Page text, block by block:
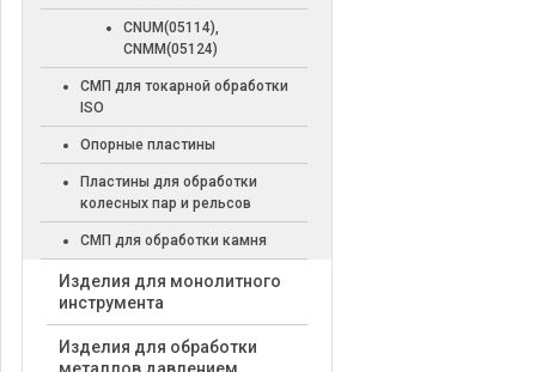
CNUM(05114),
CNMM(05124)
СМП для токарной обработки
ISO
Опорные пластины
Пластины для обработки
колесных пар и рельсов
СМП для обработки камня
Изделия для монолитного
инструмента
Изделия для обработки